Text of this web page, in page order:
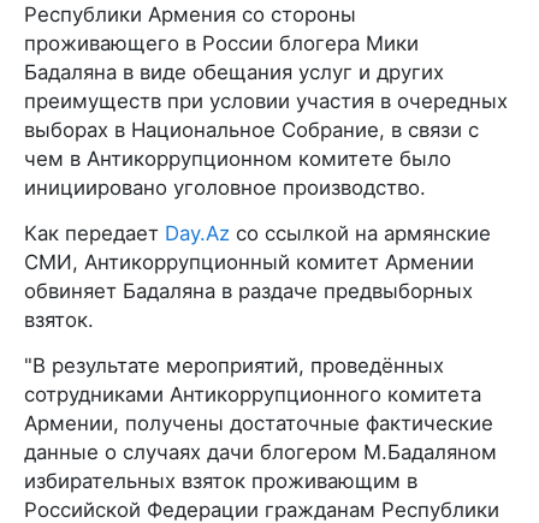
Республики Армения со стороны
проживающего в России блогера Мики
Бадаляна в виде обещания услуг и других
преимуществ при условии участия в очередных
выборах в Национальное Собрание, в связи с
чем в Антикоррупционном комитете было
инициировано уголовное производство.
Как передает Day.Az со ссылкой на армянские
СМИ, Антикоррупционный комитет Армении
обвиняет Бадаляна в раздаче предвыборных
взяток.
"В результате мероприятий, проведённых
сотрудниками Антикоррупционного комитета
Армении, получены достаточные фактические
данные о случаях дачи блогером М.Бадаляном
избирательных взяток проживающим в
Российской Федерации гражданам Республики